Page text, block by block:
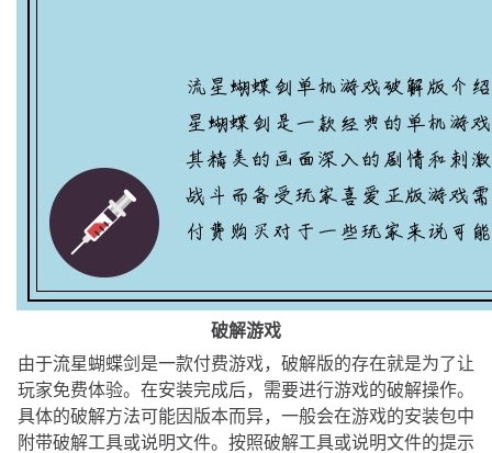
破解游戏
由于流星蝴蝶剑是一款付费游戏，破解版的存在就是为了让
玩家免费体验。在安装完成后，需要进行游戏的破解操作。
具体的破解方法可能因版本而异，一般会在游戏的安装包中
附带破解工具或说明文件。按照破解工具或说明文件的提示